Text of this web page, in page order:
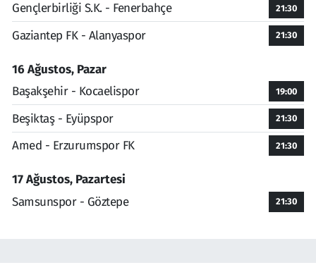
Gençlerbirliği S.K. - Fenerbahçe 21:30
Gaziantep FK - Alanyaspor 21:30
16 Ağustos, Pazar
Başakşehir - Kocaelispor
19:00
Beşiktaş - Eyüpspor 21:30
Amed - Erzurumspor FK 21:30
17 Ağustos, Pazartesi
Samsunspor - Göztepe
21:30